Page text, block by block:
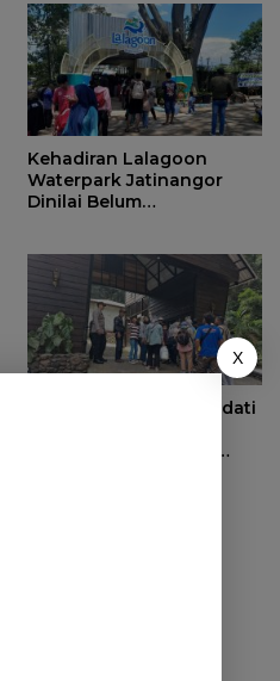
Kehadiran Lalagoon
Waterpark Jatinangor
Dinilai Belum
Ribuan Wisatawan Padati
X